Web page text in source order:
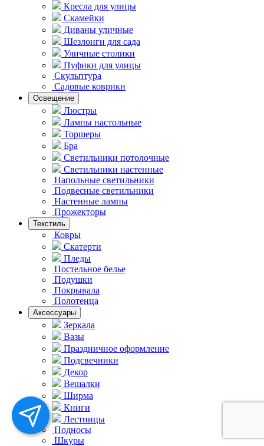
Кресла для улицы
Скамейки
Диваны уличные
Шезлонги для сада
Уличные столики
Пуфики для улицы
Скульптура
Садовые коврики
Освещение
Люстры
Лампы настольные
Торшеры
Бра
Светильники потолочные
Светильники настенные
Напольные светильники
Подвесные светильники
Hастенные лампы
Прожекторы
Текстиль
Ковры
Скатерти
Пледы
Постельное белье
Подушки
Покрывала
Полотенца
Аксессуары
Зеркала
Вазы
Праздничное оформление
Подсвечники
Декор
Вешалки
Ширма
Книги
Лестницы
Подносы
Шкуры